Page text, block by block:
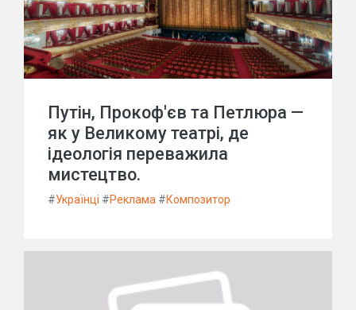
Путін, Прокоф'єв та Петлюра —
як у Великому театрі, де
ідеологія переважила
мистецтво.
#Українці #Реклама #Композитор